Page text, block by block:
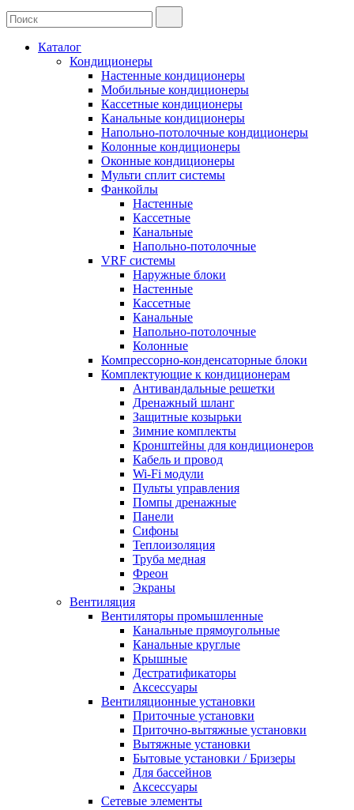
Каталог
Кондиционеры
Настенные кондиционеры
Мобильные кондиционеры
Кассетные кондиционеры
Канальные кондиционеры
Напольно-потолочные кондиционеры
Колонные кондиционеры
Оконные кондиционеры
Мульти сплит системы
Фанкойлы
Настенные
Кассетные
Канальные
Напольно-потолочные
VRF системы
Наружные блоки
Настенные
Кассетные
Канальные
Напольно-потолочные
Колонные
Компрессорно-конденсаторные блоки
Комплектующие к кондиционерам
Антивандальные решетки
Дренажный шланг
Защитные козырьки
Зимние комплекты
Кронштейны для кондиционеров
Кабель и провод
Wi-Fi модули
Пульты управления
Помпы дренажные
Панели
Сифоны
Теплоизоляция
Труба медная
Фреон
Экраны
Вентиляция
Вентиляторы промышленные
Канальные прямоугольные
Канальные круглые
Крышные
Дестратификаторы
Аксессуары
Вентиляционные установки
Приточные установки
Приточно-вытяжные установки
Вытяжные установки
Бытовые установки / Бризеры
Для бассейнов
Аксессуары
Сетевые элементы